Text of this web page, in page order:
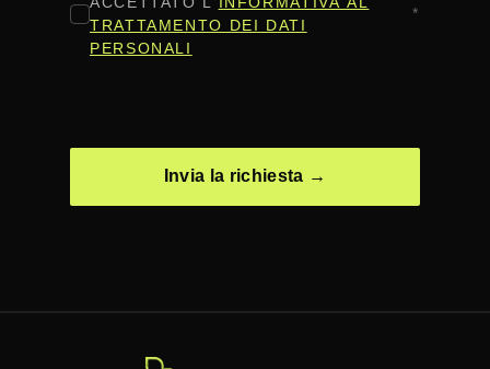
TRATTAMENTO DEI DATI
PERSONALI
*